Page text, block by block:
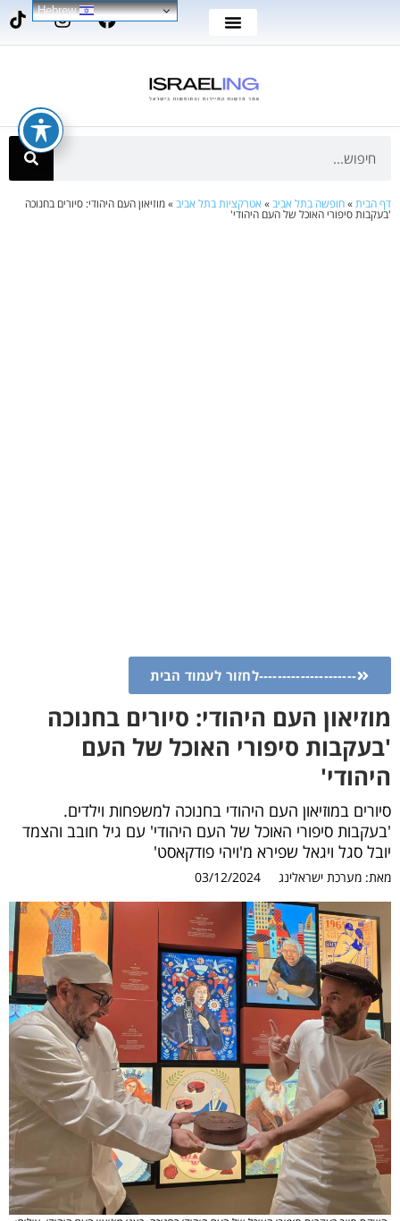
דף הבית»חופשה בתל אביב» אטרקציות בתל אביב»מוזיאון העם היהודי: סיורים בחנוכה
'בעקבות סיפורי האוכל של העם היהודי'
---------------------לחזור לעמוד הבית
מוזיאון העם היהודי: סיורים בחנוכה
'בעקבות סיפורי האוכל של העם
היהודי'
סיורים במוזיאון העם היהודי בחנוכה למשפחות וילדים.
'בעקבות סיפורי האוכל של העם היהודי' עם גיל חובב והצמד
יובל סגל ויגאל שפירא מ'ויהי פודקאסט'
מאת: מערכת ישראלינג 03/12/2024
Hebrew